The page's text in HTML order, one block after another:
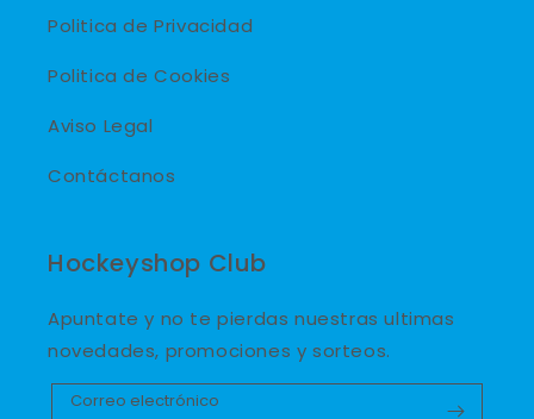
Politica de Privacidad
Politica de Cookies
Aviso Legal
Contáctanos
Hockeyshop Club
Apuntate y no te pierdas nuestras ultimas
novedades, promociones y sorteos.
Correo electrónico